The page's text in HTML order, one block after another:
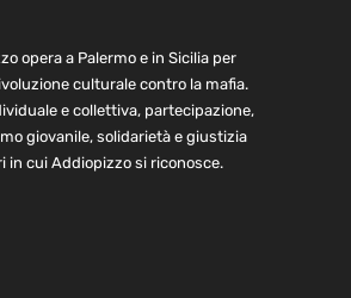
opera a Palermo e in Sicilia per
culturale contro la mafia.
e collettiva, partecipazione,
giovanile, solidarietà e giustizia
in cui Addiopizzo si riconosce.